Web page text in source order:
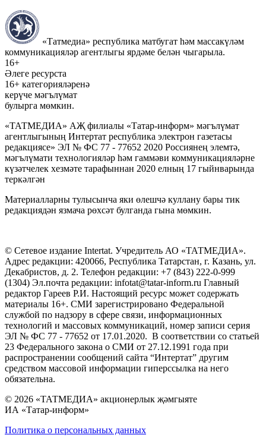
«Татмедиа» республика матбугат һәм массакүләм
коммуникацияләр агентлыгы ярдәме белән чыгарыла.
16+
Әлеге ресурста
16+ категорияләренә
керүче мәгълүмат
булырга мөмкин.
«ТАТМЕДИА» АҖ филиалы «Татар-информ» мәгълүмат
агентлыгының Интертат республика электрон газетасы
редакциясе» ЭЛ № ФС 77 - 77652 2020 Россиянең элемтә,
мәгълүмати технологияләр һәм гаммәви коммуникацияләрне
күзәтчелек хезмәте тарафыннан 2020 елның 17 гыйнварында
теркәлгән
Материалларны тулысынча яки өлешчә куллану бары тик
редакциядән язмача рөхсәт булганда гына мөмкин.
© Сетевое издание Intertat. Учредитель АО «ТАТМЕДИА».
Адрес редакции: 420066, Республика Татарстан, г. Казань, ул.
Декабристов, д. 2. Телефон редакции: +7 (843) 222-0-999
(1304) Эл.почта редакции: infotat@tatar-inform.ru Главный
редактор Гареев Р.И. Настоящий ресурс может содержать
материалы 16+. СМИ зарегистрировано Федеральной
службой по надзору в сфере связи, информационных
технологий и массовых коммуникаций, номер записи серия
ЭЛ № ФС 77 - 77652 от 17.01.2020. В соответствии со статьей
23 Федерального закона о СМИ от 27.12.1991 года при
распространении сообщений сайта “Интертат” другим
средством массовой информации гиперссылка на него
обязательна.
© 2026 «ТАТМЕДИА» акционерлык җәмгыяте
ИА «Татар-информ»
Политика о персональных данных